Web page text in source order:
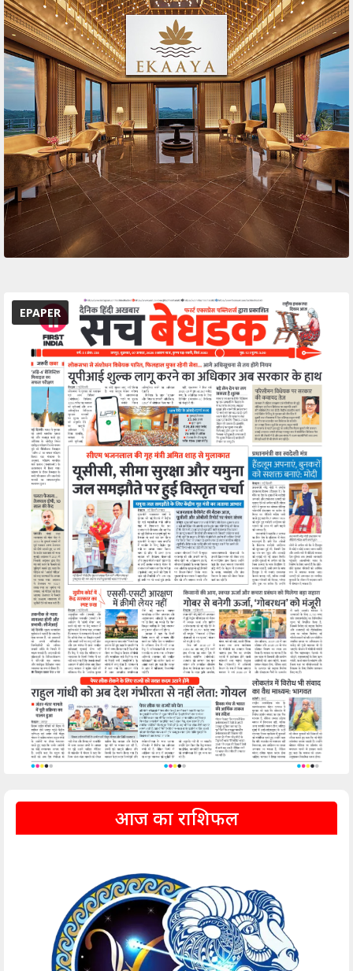
EPAPER
आज का राशिफल